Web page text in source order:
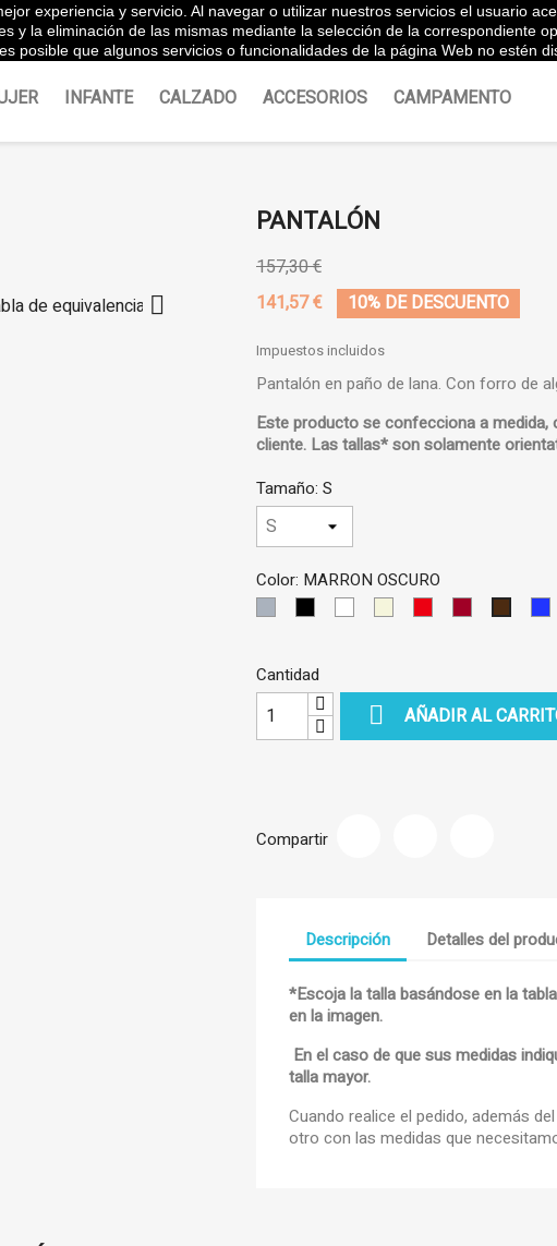
×
××
Español
INFANTE CALZADO ACCESORIOS CAMPAMENTO

PANTALÓN
157,30 €
141,57 €
10% DE DESCUENTO
Impuestos incluidos
Pantalón en paño de lana. Con forro de
Este producto se confecciona a medida,
cliente. Las tallas* son solamente
Tamaño: S
Color: MARRON OSCURO
Cantidad
 AÑADIR AL
Compartir
Descripción Detalles del
*Escoja la talla basándose en la
en la imagen.
En el caso de que sus medidas
talla mayor.
Cuando realice el pedido, además
otro con las medidas que
experiencia y servicio. Al navegar o utilizar nuestros servicios el usuario
y la eliminación de las mismas mediante la selección de la correspondiente
posible que algunos servicios o funcionalidades de la página Web no estén